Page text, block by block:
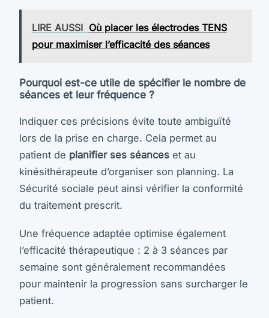
LIRE AUSSI Où placer les électrodes TENS
pour maximiser l’efficacité des séances
Pourquoi est-ce utile de spécifier le nombre de
séances et leur fréquence ?
Indiquer ces précisions évite toute ambiguïté
lors de la prise en charge. Cela permet au
patient de planifier ses séances et au
kinésithérapeute d’organiser son planning. La
Sécurité sociale peut ainsi vérifier la conformité
du traitement prescrit.
Une fréquence adaptée optimise également
l’efficacité thérapeutique : 2 à 3 séances par
semaine sont généralement recommandées
pour maintenir la progression sans surcharger le
patient.